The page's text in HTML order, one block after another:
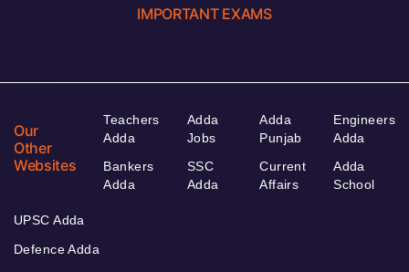
IMPORTANT EXAMS
Our
Other
Websites
Teachers
Adda
Bankers
Adda
Adda
Jobs
SSC
Adda
Adda
Punjab
Current
Affairs
Engineers
Adda
Adda
School
UPSC Adda
Defence Adda